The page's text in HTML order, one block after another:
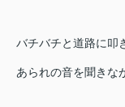
バチバチと道路に叩
あられの音を聞きな